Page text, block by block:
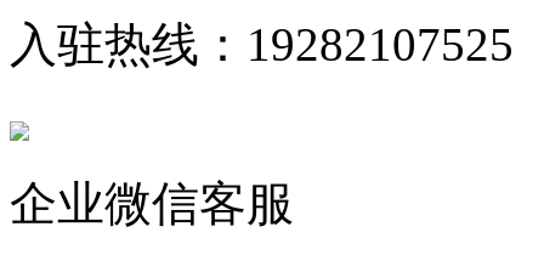
入驻热线：19282107525
企业微信客服